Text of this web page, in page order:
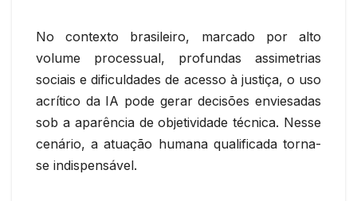
No contexto brasileiro, marcado por alto
volume processual, profundas assimetrias
sociais e dificuldades de acesso à justiça, o uso
acrítico da IA pode gerar decisões enviesadas
sob a aparência de objetividade técnica. Nesse
cenário, a atuação humana qualificada torna-
se indispensável.